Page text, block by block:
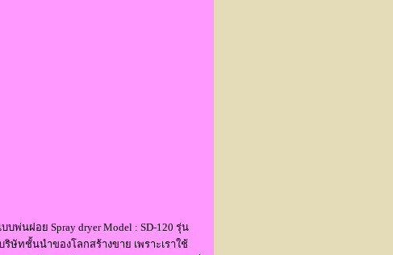
ฝอย Spray dryer Model : SD-120 รุ่น
ษัทชั้นนำของโลกสร้างขาย เพราะเราใช้